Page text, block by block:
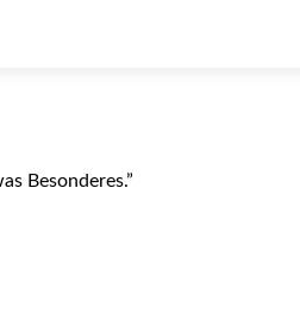
Besonderes.”